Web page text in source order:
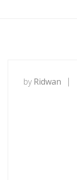
by Ridwan